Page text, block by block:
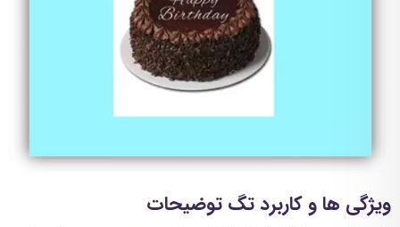
ویژگی ها و کاربرد تگ توضیحات